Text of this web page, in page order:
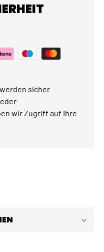
sicher
wir Zugriff auf Ihre